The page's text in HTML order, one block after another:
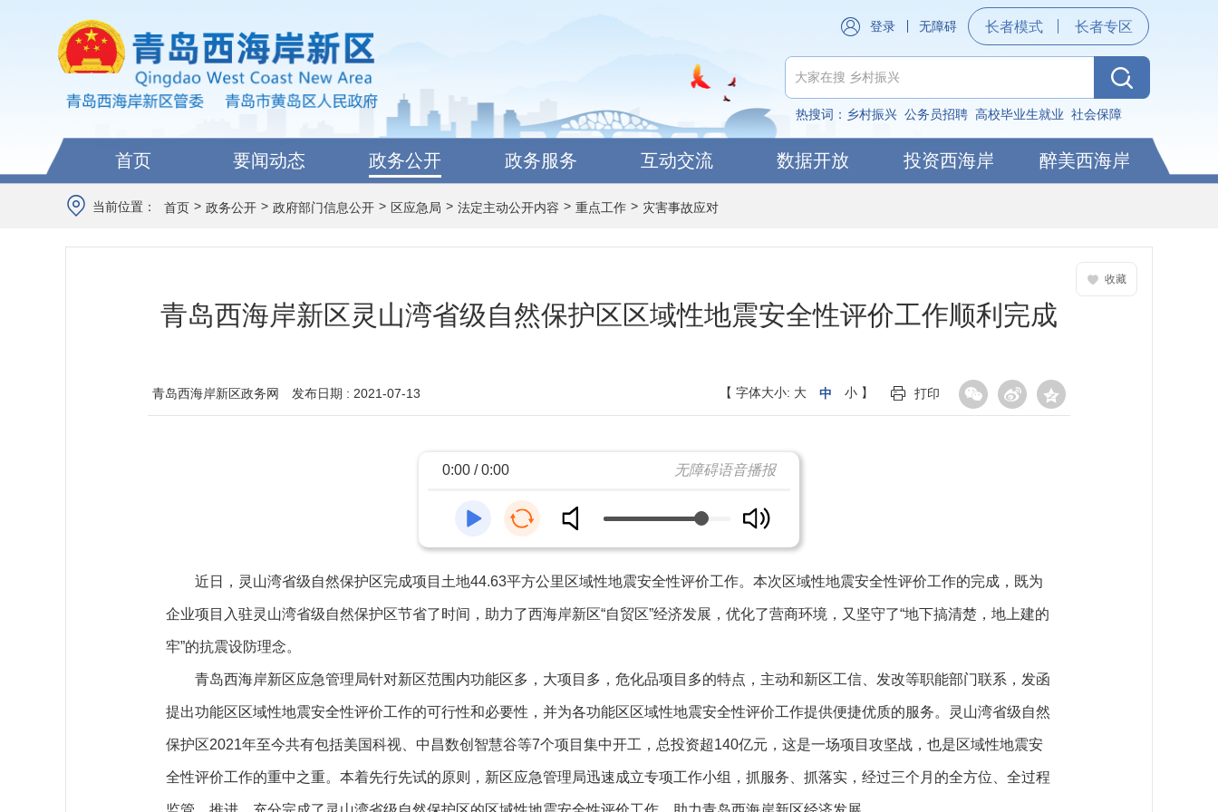
登录 无障碍 长者模式 长者专区
热搜词： 乡村振兴 公务员招聘 高校毕业生就业 社会保障
首页 要闻动态 政务公开 政务服务 互动交流 数据开放 投资西海岸 醉美西海岸
当前位置： 首页 > 政务公开 > 政府部门信息公开 > 区应急局 > 法定主动公开内容 > 重点工作 > 灾害事故应对
收藏
青岛西海岸新区灵山湾省级自然保护区区域性地震安全性评价工作顺利完成
青岛西海岸新区政务网 发布日期 : 2021-07-13 【 字体大小: 大 中 小 】 打印
无障碍语音播报
0:00 / 0:00
近日，灵山湾省级自然保护区完成项目土地44.63平方公里区域性地震安全性评价工作。本次区域性地震安全性评价工作的完成，既为
企业项目入驻灵山湾省级自然保护区节省了时间，助力了西海岸新区“自贸区”经济发展，优化了营商环境，又坚守了“地下搞清楚，地上建的
牢”的抗震设防理念。
青岛西海岸新区应急管理局针对新区范围内功能区多，大项目多，危化品项目多的特点，主动和新区工信、发改等职能部门联系，发函
提出功能区区域性地震安全性评价工作的可行性和必要性，并为各功能区区域性地震安全性评价工作提供便捷优质的服务。灵山湾省级自然
保护区2021年至今共有包括美国科视、中昌数创智慧谷等7个项目集中开工，总投资超140亿元，这是一场项目攻坚战，也是区域性地震安
全性评价工作的重中之重。本着先行先试的原则，新区应急管理局迅速成立专项工作小组，抓服务、抓落实，经过三个月的全方位、全过程